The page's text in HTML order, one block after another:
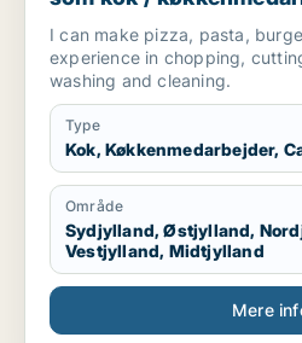
cafémedarbejder /
I can make pizza, pasta,
experience in chopping,
washing and cleaning.
Type
Kok, Køkkenmedarbejder,
Område
Sydjylland, Østjylland,
Vestjylland, Midtjylland
Mere